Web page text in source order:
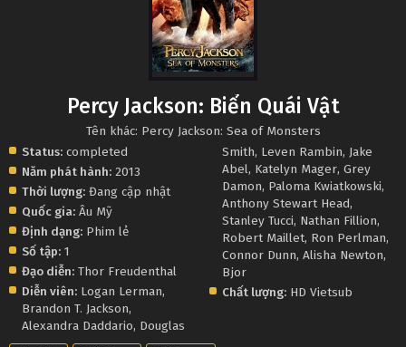
Percy Jackson: Biển Quái Vật
Tên khác: Percy Jackson: Sea of Monsters
Status: completed
Năm phát hành: 2013
Thời lượng: Đang cập nhật
Quốc gia: Âu Mỹ
Định dạng: Phim lẻ
Số tập: 1
Đạo diễn: Thor Freudenthal
Diễn viên: Logan Lerman,
Brandon T. Jackson,
Alexandra Daddario, Douglas
Smith, Leven Rambin, Jake
Abel, Katelyn Mager,Grey
Damon, Paloma Kwiatkowski,
Anthony Stewart Head,
Stanley Tucci, Nathan Fillion,
Robert Maillet, Ron Perlman,
Connor Dunn,Alisha Newton,
Bjor
Chất lượng: HD Vietsub